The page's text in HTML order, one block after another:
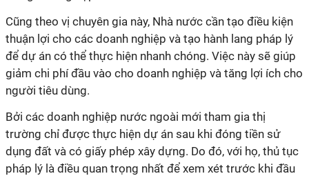
Cũng theo vị chuyên gia này, Nhà nước cần tạo điều kiện
thuận lợi cho các doanh nghiệp và tạo hành lang pháp lý
để dự án có thể thực hiện nhanh chóng. Việc này sẽ giúp
giảm chi phí đầu vào cho doanh nghiệp và tăng lợi ích cho
người tiêu dùng.
Bởi các doanh nghiệp nước ngoài mới tham gia thị
trường chỉ được thực hiện dự án sau khi đóng tiền sử
dụng đất và có giấy phép xây dựng. Do đó, với họ, thủ tục
pháp lý là điều quan trọng nhất để xem xét trước khi đầu